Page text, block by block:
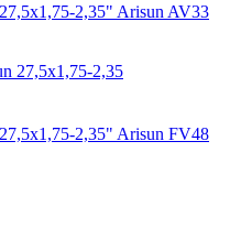
2,35" Arisun AV33
2,35" Arisun FV48